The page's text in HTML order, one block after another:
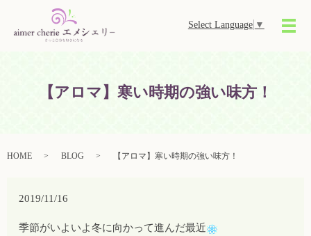
Select Language ▼
メ
【アロマ】寒い時期の強い味方！
HOME BLOG 【アロマ】寒い時期の強い味方！
2019/11/16
季節がいよいよ冬に向かって進んだ最近